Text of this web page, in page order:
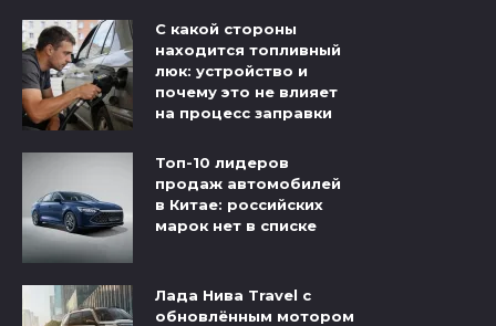
С какой стороны
находится топливный
люк: устройство и
почему это не влияет
на процесс заправки
Топ-10 лидеров
продаж автомобилей
в Китае: российских
марок нет в списке
Лада Нива Travel с
обновлённым мотором